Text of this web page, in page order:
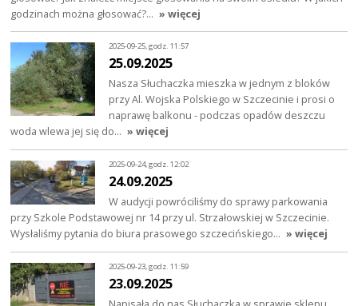
godzinach można głosować?… » więcej
2025-09-25, godz. 11:57
25.09.2025
Nasza Słuchaczka mieszka w jednym z bloków
przy Al. Wojska Polskiego w Szczecinie i prosi o
naprawę balkonu - podczas opadów deszczu
woda wlewa jej się do… » więcej
2025-09-24, godz. 12:02
24.09.2025
W audycji powróciliśmy do sprawy parkowania
przy Szkole Podstawowej nr 14 przy ul. Strzałowskiej w Szczecinie.
Wysłaliśmy pytania do biura prasowego szczecińskiego… » więcej
2025-09-23, godz. 11:59
23.09.2025